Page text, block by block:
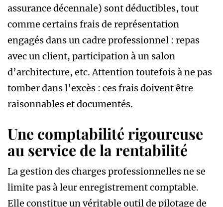
assurance décennale) sont déductibles, tout
comme certains frais de représentation
engagés dans un cadre professionnel : repas
avec un client, participation à un salon
d’architecture, etc. Attention toutefois à ne pas
tomber dans l’excès : ces frais doivent être
raisonnables et documentés.
Une comptabilité rigoureuse
au service de la rentabilité
La gestion des charges professionnelles ne se
limite pas à leur enregistrement comptable.
Elle constitue un véritable outil de pilotage de